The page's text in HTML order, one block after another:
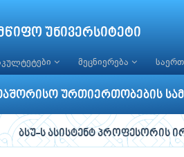
უნივერსიტეტი
მეცნიერება
ურთიერთობების
ბსუ-ს ასისტენტ პროფესორის